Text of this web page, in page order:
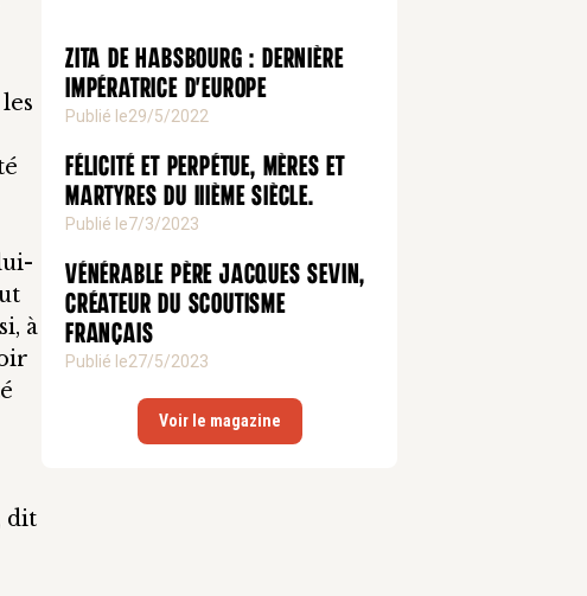
à
dit
Zita de Habsbourg : dernière
impératrice d'Europe
Publié le29/5/2022
Félicité et Perpétue, mères et
martyres du IIIème siècle.
Publié le7/3/2023
Vénérable Père Jacques Sevin,
créateur du scoutisme
français
Publié le27/5/2023
Voir le magazine